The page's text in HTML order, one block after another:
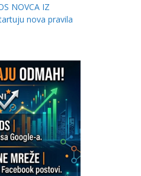
NOVCA IZ
nova pravila